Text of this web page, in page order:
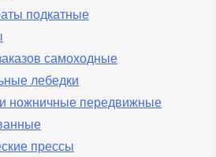
подкатные
самоходные
лебедки
ножничные передвижные
прессы